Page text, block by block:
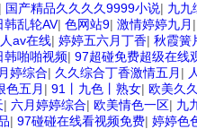
| 国产精品久久久久9999小说| 九九
韩乱轮AV| 色网站9| 激情婷婷九月
av在线| 婷婷五六月丁香| 秋霞簧
韩啪啪视频| 97超碰免费超级在线
婷综合| 久久综合丁香激情五月 |
色五月 | 91丨九色丨熟女| 欧美久
| 六月婷婷综合| 欧美情色一区| 九
| 97碰碰在线看视频免费| 婷婷色